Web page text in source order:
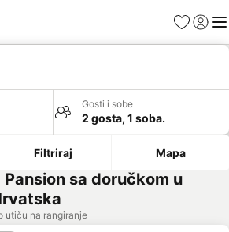
FavoritiPrijavi
Gosti i sobe
2 gosta, 1 soba.
Filtriraj Mapa
sa doručkom u
utiču na rangiranje